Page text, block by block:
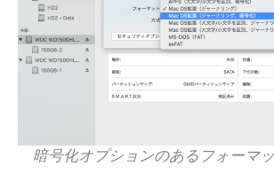
暗号化オプションのあるフォーマ